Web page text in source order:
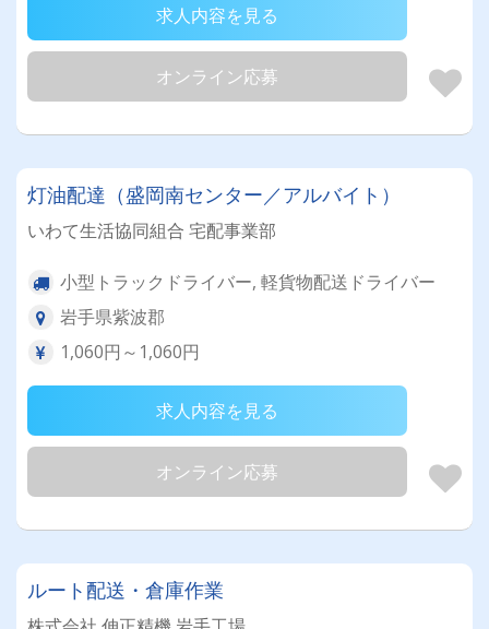
求人内容を見る
オンライン応募
灯油配達（盛岡南センター／アルバイト）
いわて生活協同組合 宅配事業部
小型トラックドライバー, 軽貨物配送ドライバー
岩手県紫波郡
1,060円～1,060円
求人内容を見る
オンライン応募
ルート配送・倉庫作業